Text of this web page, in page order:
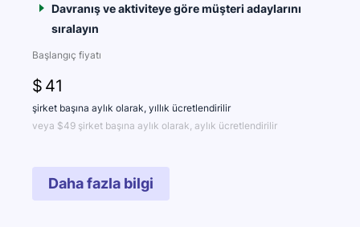
Davranış ve aktiviteye göre müşteri adaylarını
sıralayın
Başlangıç fiyatı
$ 41
şirket başına aylık olarak, yıllık ücretlendirilir
veya $49 şirket başına aylık olarak, aylık ücretlendirilir
Daha fazla bilgi